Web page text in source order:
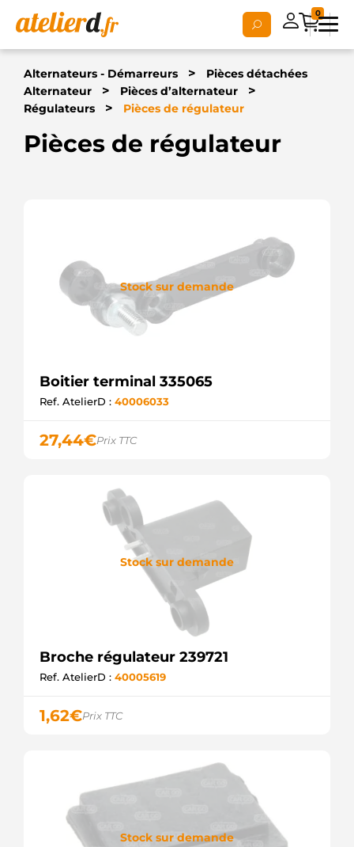
0
Alternateurs - Démarreurs >
Pièces détachées
Alternateur
> Pièces d’alternateur >
Régulateurs > Pièces de régulateur
Pièces de régulateur
Stock sur demande
Boitier terminal 335065
Ref. AtelierD : 40006033
27,44€Prix TTC
Stock sur demande
Broche régulateur 239721
Ref. AtelierD : 40005619
1,62€Prix TTC
Stock sur demande